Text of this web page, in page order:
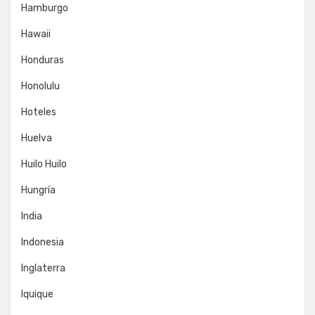
Hamburgo
Hawaii
Honduras
Honolulu
Hoteles
Huelva
Huilo Huilo
Hungría
India
Indonesia
Inglaterra
Iquique